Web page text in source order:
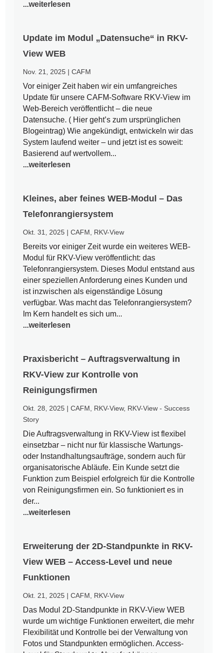
...weiterlesen
Update im Modul „Datensuche“ in RKV-
View WEB
Nov. 21, 2025 |CAFM
Vor einiger Zeit haben wir ein umfangreiches
Update für unsere CAFM-Software RKV-View im
Web-Bereich veröffentlicht – die neue
Datensuche. ( Hier geht’s zum ursprünglichen
Blogeintrag) Wie angekündigt, entwickeln wir das
System laufend weiter – und jetzt ist es soweit:
Basierend auf wertvollem...
...weiterlesen
Kleines, aber feines WEB-Modul – Das
Telefonrangiersystem
Okt. 31, 2025 |CAFM RKV-View
Bereits vor einiger Zeit wurde ein weiteres WEB-
Modul für RKV-View veröffentlicht: das
Telefonrangiersystem. Dieses Modul entstand aus
einer speziellen Anforderung eines Kunden und
ist inzwischen als eigenständige Lösung
verfügbar. Was macht das Telefonrangiersystem?
Im Kern handelt es sich um...
...weiterlesen
Praxisbericht – Auftragsverwaltung in
RKV-View zur Kontrolle von
Reinigungsfirmen
Okt. 28, 2025 |CAFM RKV-View, RKV-View - Success
Story
Die Auftragsverwaltung in RKV-View ist flexibel
einsetzbar – nicht nur für klassische Wartungs-
oder Instandhaltungsaufträge, sondern auch für
organisatorische Abläufe. Ein Kunde setzt die
Funktion zum Beispiel erfolgreich für die Kontrolle
von Reinigungsfirmen ein. So funktioniert es in
der...
...weiterlesen
Erweiterung der 2D-Standpunkte in RKV-
View WEB – Access-Level und neue
Funktionen
Okt. 21, 2025 |CAFM RKV-View
Das Modul 2D-Standpunkte in RKV-View WEB
wurde um wichtige Funktionen erweitert, die mehr
Flexibilität und Kontrolle bei der Verwaltung von
Fotos und Standpunkten ermöglichen. Access-